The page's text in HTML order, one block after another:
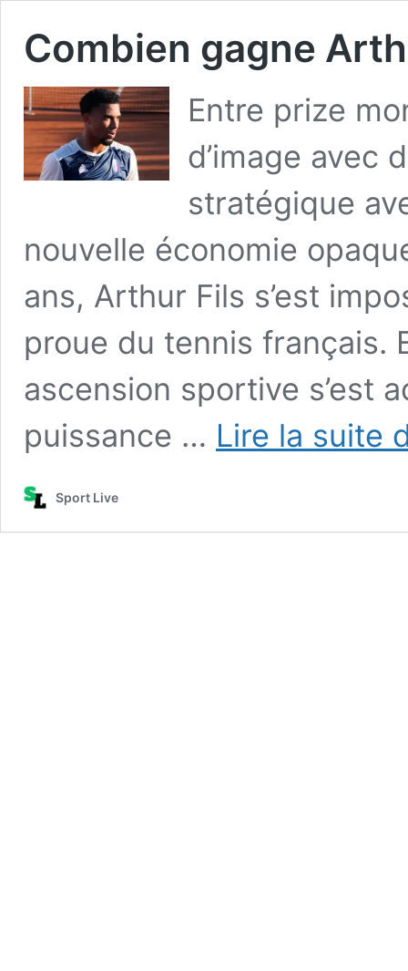
Combien gagne
Entre prize
d’image avec
stratégique
nouvelle économie
ans, Arthur Fils s’est
proue du tennis français.
ascension sportive s’est
puissance … Lire la suite
Sport Live